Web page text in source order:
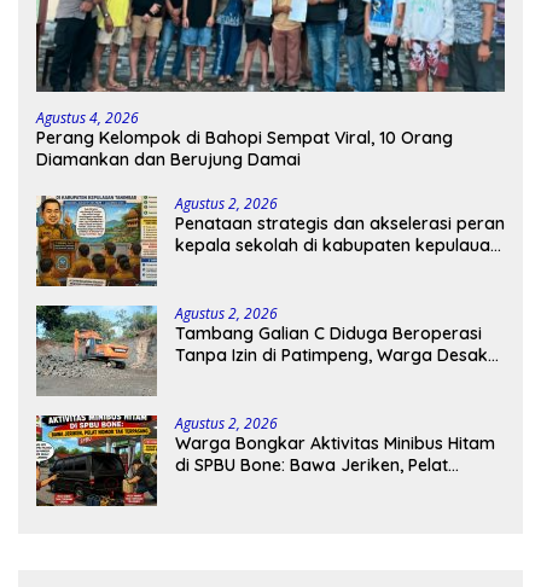
Agustus 4, 2026
Perang Kelompok di Bahopi Sempat Viral, 10 Orang
Diamankan dan Berujung Damai
Agustus 2, 2026
Penataan strategis dan akselerasi peran
kepala sekolah di kabupaten kepulauan
Agustus 2, 2026
Tambang Galian C Diduga Beroperasi
Tanpa Izin di Patimpeng, Warga Desak
Agustus 2, 2026
Warga Bongkar Aktivitas Minibus Hitam
di SPBU Bone: Bawa Jeriken, Pelat